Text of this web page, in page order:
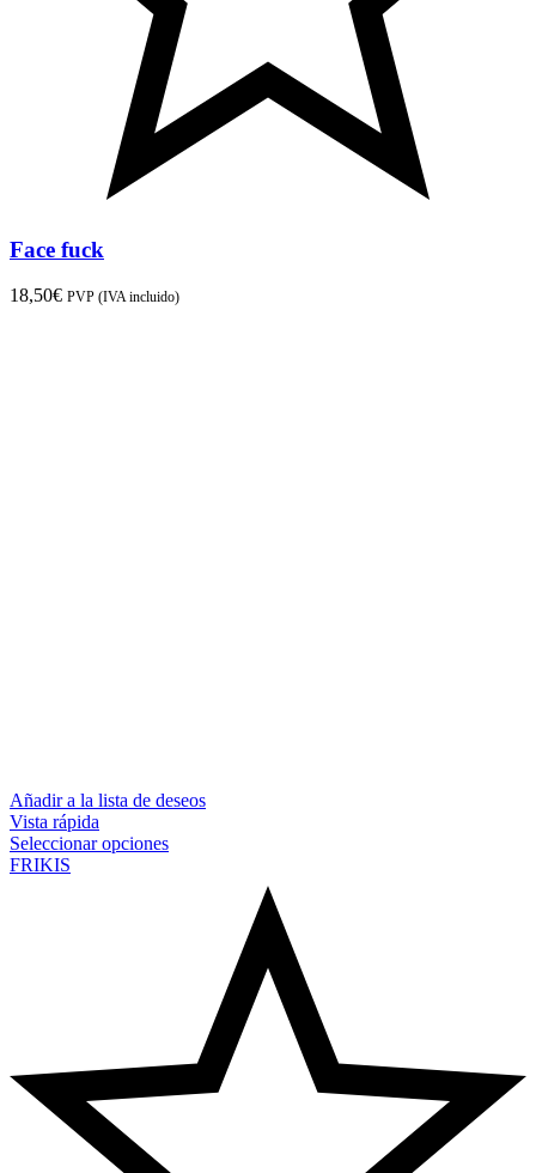
Face fuck
18,50€ PVP (IVA incluido)
Añadir a la lista de deseos
Vista rápida
Seleccionar opciones
FRIKIS